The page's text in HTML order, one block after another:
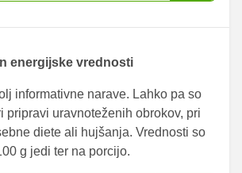
energijske vrednosti
informativne narave. Lahko pa so
pripravi uravnoteženih obrokov, pri
diete ali hujšanja. Vrednosti so
g jedi ter na porcijo.